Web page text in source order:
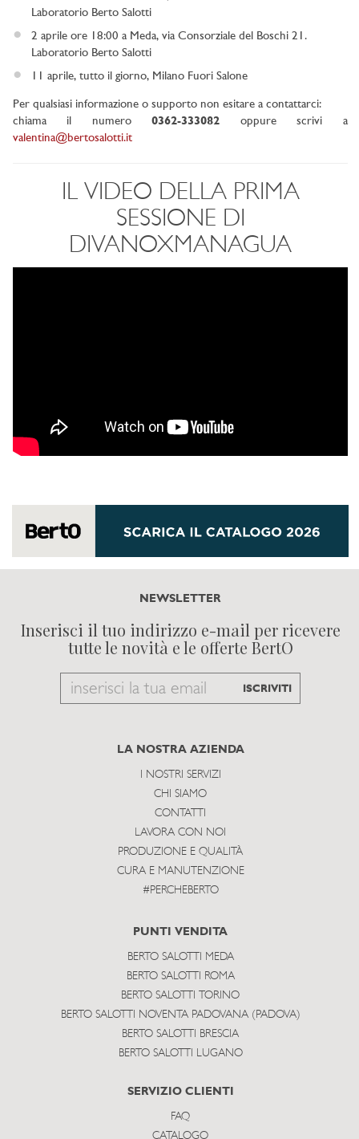
Laboratorio Berto Salotti
2 aprile ore 18:00 a Meda, via Consorziale del Boschi 21.
Laboratorio Berto Salotti
11 aprile, tutto il giorno, Milano Fuori Salone
Per qualsiasi informazione o supporto non esitare a contattarci:
chiama il numero 0362-333082 oppure scrivi a
valentina@bertosalotti.it
IL VIDEO DELLA PRIMA
SESSIONE DI
DIVANOXMANAGUA
NEWSLETTER
Inserisci il tuo indirizzo e-mail per ricevere
tutte le novità e le offerte BertO
Email
subscribe
ISCRIVITI
LA NOSTRA AZIENDA
I NOSTRI SERVIZI
CHI SIAMO
CONTATTI
LAVORA CON NOI
PRODUZIONE E QUALITÀ
CURA E MANUTENZIONE
#PERCHEBERTO
PUNTI VENDITA
BERTO SALOTTI MEDA
BERTO SALOTTI ROMA
BERTO SALOTTI TORINO
BERTO SALOTTI NOVENTA PADOVANA (PADOVA)
BERTO SALOTTI BRESCIA
BERTO SALOTTI LUGANO
SERVIZIO CLIENTI
FAQ
CATALOGO